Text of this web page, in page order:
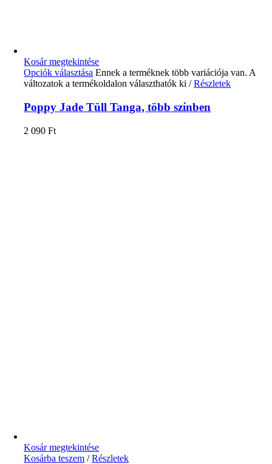
Kosár megtekintése
Opciók választása Ennek a terméknek több variációja van. A
változatok a termékoldalon választhatók ki/ Részletek
Poppy Jade Tüll Tanga, több színben
2 090Ft
Kosár megtekintése
Kosárba teszem / Részletek